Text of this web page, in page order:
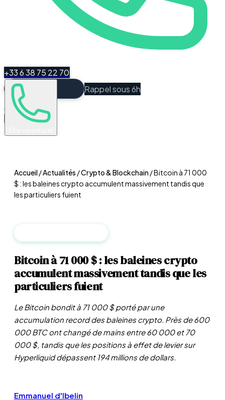
+33 6 38 75 22 70
Rappel sous 6h
Espace Client
Accueil/Actualités /Crypto & Blockchain/Bitcoin à 71 000
$ : les baleines crypto accumulent massivement tandis que
les particuliers fuient
Bitcoin à 71 000 $ : les baleines crypto
accumulent massivement tandis que les
particuliers fuient
Le Bitcoin bondit à 71 000 $ porté par une
accumulation record des baleines crypto. Près de 600
000 BTC ont changé de mains entre 60 000 et 70
000 $, tandis que les positions à effet de levier sur
Hyperliquid dépassent 194 millions de dollars.
Emmanuel d'Ibelin